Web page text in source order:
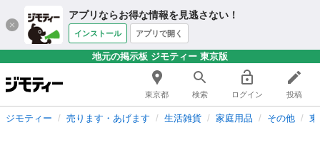
アプリならお得な情報を見逃さない！
インストール アプリで開く
地元の掲示板 ジモティー 東京版
東京都 検索 ログイン 投稿
ジモティー 売ります・あげます 生活雑貨 家庭用品 その他